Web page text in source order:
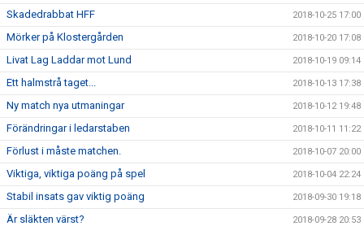
Skadedrabbat HFF 2018-10-25 17:00
Mörker på Klostergården 2018-10-20 17:08
Livat Lag Laddar mot Lund 2018-10-19 09:14
Ett halmstrå taget... 2018-10-13 17:38
Ny match nya utmaningar 2018-10-12 19:48
Förändringar i ledarstaben 2018-10-11 11:22
Förlust i måste matchen. 2018-10-07 20:00
Viktiga, viktiga poäng på spel 2018-10-04 22:24
Stabil insats gav viktig poäng 2018-09-30 19:18
Är släkten värst? 2018-09-28 20:53